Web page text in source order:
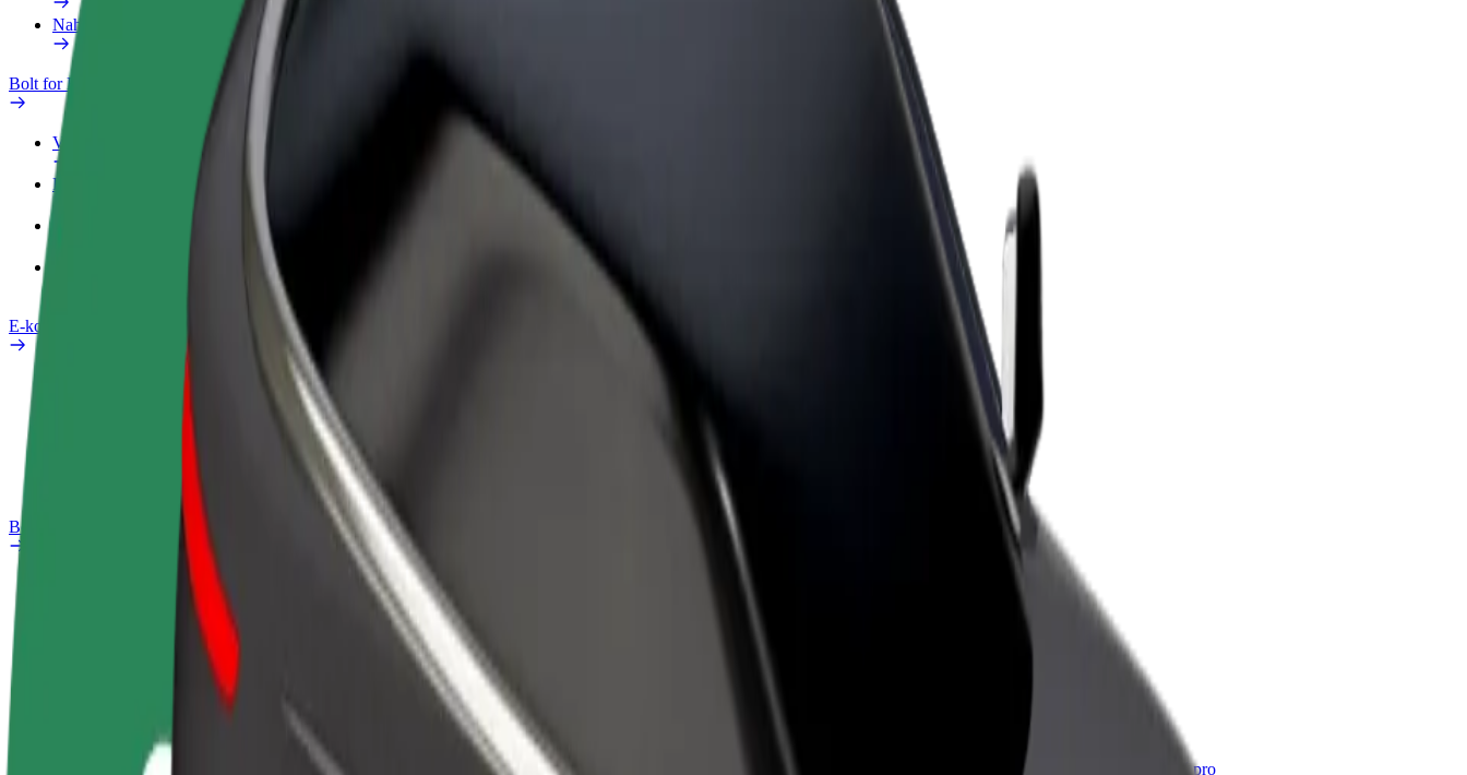
Nahlásit vozidlo
Bolt for Business
Výhody
Pracovní profil
E-kola
Laboratoř bezpečnosti
Bolt Plus
Staňte se řidičem
Vydělávejte podle
Staňte se kurýrem
Doručujte jídlo a dostávejte výplatu
Přidejte restauraci nebo obchod
Oslovte více zákazníků a zvyšte si
Bolt for Business
Produkty a služby Boltu přesně pro